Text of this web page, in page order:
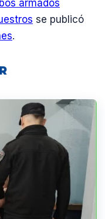
armados
se publicó
.